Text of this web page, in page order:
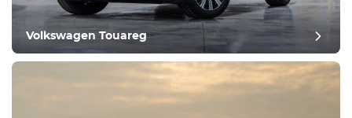
Volkswagen Touareg